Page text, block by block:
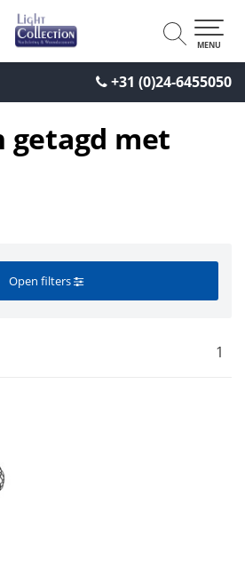
+31 (0)24-6455050
MENU
getagd met
Open filters
1